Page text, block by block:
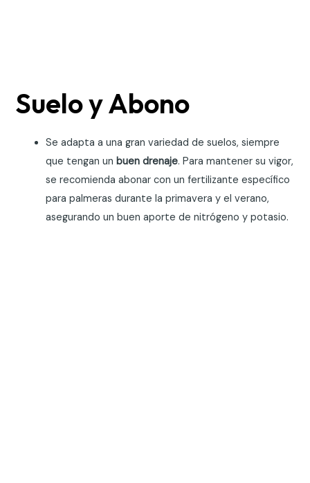
Suelo y Abono
Se adapta a una gran variedad de suelos, siempre
que tengan unbuen drenaje. Para mantener su vigor,
se recomienda abonar con un fertilizante específico
para palmeras durante la primavera y el verano,
asegurando un buen aporte de nitrógeno y potasio.